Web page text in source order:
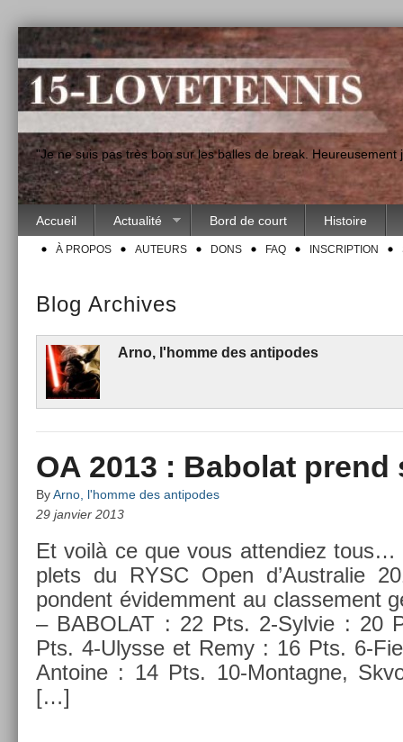
"Je ne suis pas très bon sur les balles de break.
Accueil Actualité Bord de court Histoire
À PROPOS AUTEURS DONS FAQ INSCRIPTION
Blog Archives
Arno, l'homme des antipodes
OA 2013 : Babolat prend
ByArno, l'homme des antipodes
29 janvier 2013
Et voilà ce que vous at­tendiez
plets du RYSC Open d’Australie
pondent évidem­ment au clas­se­ment
– BABOLAT : 22 Pts. 2-Sylvie : 20
Pts. 4-Ulysse et Remy : 16 Pts. 6-
An­toine : 14 Pts. 10-Montagne,
[…]